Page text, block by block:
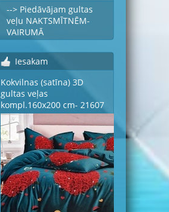
--> Piedāvājam gultas
veļu NAKTSMĪTNĒM-
VAIRUMĀ
Iesakam
Kokvilnas (satīna) 3D
gultas veļas
kompl.160x200 cm- 21607